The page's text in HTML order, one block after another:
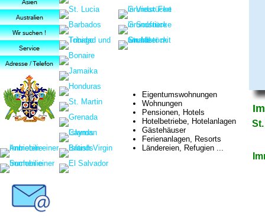
Eigentumswohnungen
Wohnungen
Pensionen, Hotels
Hotelbetriebe, Hotelanlagen
Gästehäuser
Ferienanlagen, Resorts
Ländereien, Refugien ...